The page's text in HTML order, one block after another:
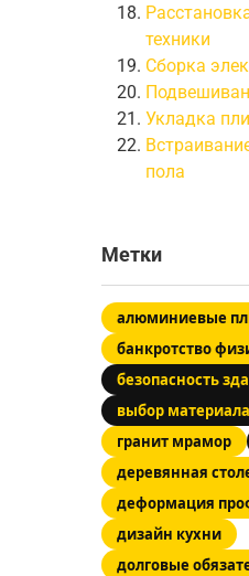
техники
Сборка
Укладка
пола
Метки
алюминиевые
банкротство
безопасность
выбор материала
гранит мрамор
деревянная
деформация
дизайн кухни
долговые